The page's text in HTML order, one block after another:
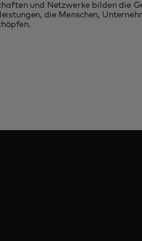
und Netzwerke bilden die
die Menschen,